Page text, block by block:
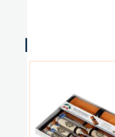
Relaterte